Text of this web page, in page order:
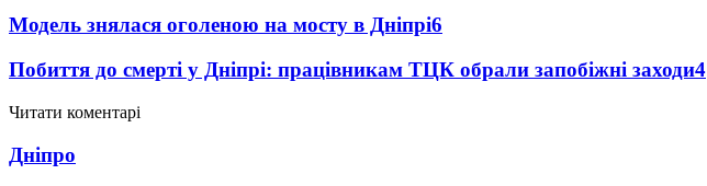
Модель знялася оголеною на мосту в Дніпрі6
Побиття до смерті у Дніпрі: працівникам ТЦК обрали запобіжні заходи4
Читати коментарі
Дніпро